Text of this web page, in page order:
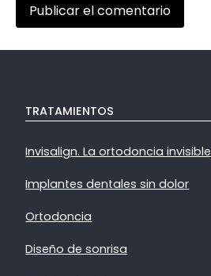
TRATAMIENTOS
Invisalign. La ortodoncia invisible
Implantes dentales sin dolor
Ortodoncia
Diseño de sonrisa